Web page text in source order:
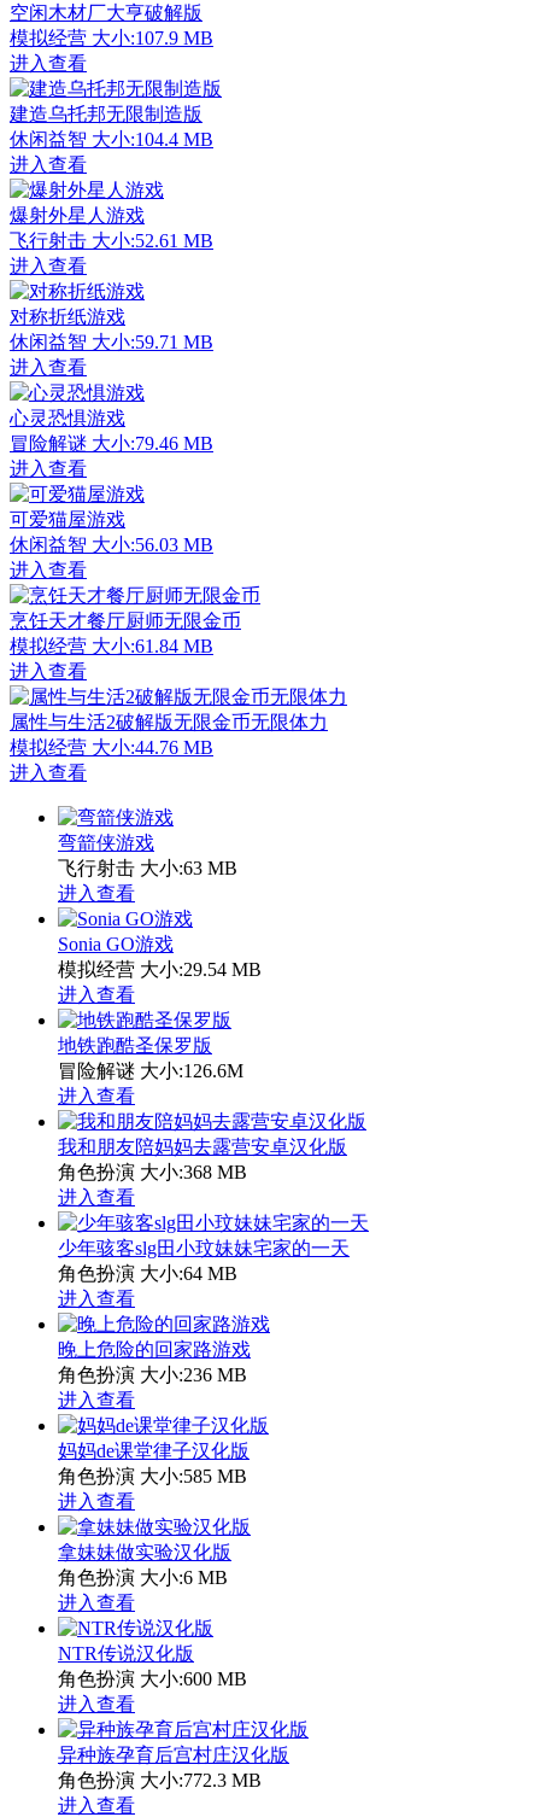
空闲木材厂大亨破解版
模拟经营 大小:107.9 MB
进入查看
建造乌托邦无限制造版
休闲益智 大小:104.4 MB
进入查看
爆射外星人游戏
飞行射击 大小:52.61 MB
进入查看
对称折纸游戏
休闲益智 大小:59.71 MB
进入查看
心灵恐惧游戏
冒险解谜 大小:79.46 MB
进入查看
可爱猫屋游戏
休闲益智 大小:56.03 MB
进入查看
烹饪天才餐厅厨师无限金币
模拟经营 大小:61.84 MB
进入查看
属性与生活2破解版无限金币无限体力
模拟经营 大小:44.76 MB
进入查看
弯箭侠游戏
飞行射击 大小:63 MB
进入查看
Sonia GO游戏
模拟经营 大小:29.54 MB
进入查看
地铁跑酷圣保罗版
冒险解谜 大小:126.6M
进入查看
我和朋友陪妈妈去露营安卓汉化版
角色扮演 大小:368 MB
进入查看
少年骇客slg田小玟妹妹宅家的一天
角色扮演 大小:64 MB
进入查看
晚上危险的回家路游戏
角色扮演 大小:236 MB
进入查看
妈妈de课堂律子汉化版
角色扮演 大小:585 MB
进入查看
拿妹妹做实验汉化版
角色扮演 大小:6 MB
进入查看
NTR传说汉化版
角色扮演 大小:600 MB
进入查看
异种族孕育后宫村庄汉化版
角色扮演 大小:772.3 MB
进入查看